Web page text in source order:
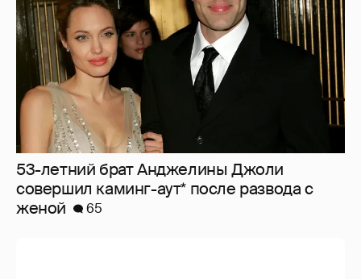
53-летний брат Анджелины Джоли
совершил каминг-аут* после развода с
женой
65